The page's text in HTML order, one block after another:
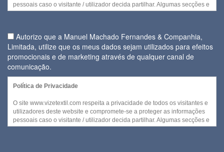
pessoais caso o visitante / utilizador decida partilhar. Algumas secções e
/ ou funcionalidades deste website podem ser acedidas sem recurso a
No entanto, quando for necessária a recolha de informação pessoal
para disponibilizar serviços ou quando cada visitante decidir fornecer
alguns dos seus dados pessoais, a utilização daquela informação e
daqueles dados será efetuada no cumprimento
Regulamento Geral da sobre a Protecção de Dados (Regulamento (UE)
2016/679 do Parlamento Europeu e do Conselho de 27 de abril de
dados pessoais fornecidos.
A entidade responsável pela recolha e tratamento de dados pessoais é a
Autorizo que a Manuel Machado Fernandes & Companhia,
Limitada, utilize que os meus dados sejam utilizados para efeitos
promocionais e de marketing através de qualquer canal de
comunicação.
Política de Privacidade
O site www.vizetextil.com respeita a privacidade de todos os visitantes e
utilizadores deste website e compromete-se a proteger as informações
pessoais caso o visitante / utilizador decida partilhar. Algumas secções e
/ ou funcionalidades deste website podem ser acedidas sem recurso a